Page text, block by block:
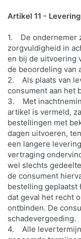
Artikel 11 -
1. De ondernemer
zorgvuldigheid in
en bij de uitvoering
de beoordeling van
2. Als plaats van
consument aan het
3. Met
artikel is vermeld,
bestellingen met
dagen uitvoeren,
een langere
vertraging
wel slechts
de consument
bestelling geplaatst
dat geval het recht
ontbinden. De
schadevergoeding.
4. Alle